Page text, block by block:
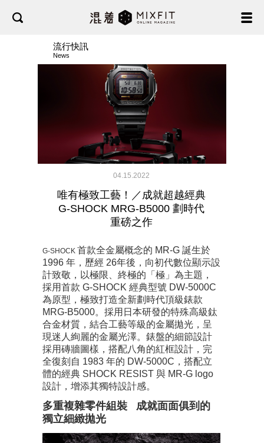
流行快訊
News
04.15.2022
唯有極致工藝！／成就超越經典
G-SHOCK MRG-B5000 劃時代
重磅之作
G-SHOCK 首款全金屬概念的 MR-G 誕生於
1996 年，歷經 26年後，向初代數位顯示設
計致敬，以極限、終極的「極」為主題，
採用首款 G-SHOCK 經典型號 DW-5000C
為原型，極致打造全新劃時代頂級錶款
MRG-B5000。採用日本研發的特殊高級鈦
合金材質，結合工藝等級的金屬拋光，呈
現迷人絢麗的金屬光澤。錶盤的細節設計
採用磚牆圖樣，搭配八角的紅框設計，完
全復刻自 1983 年的 DW-5000C，搭配立
體的經典 SHOCK RESIST 與 MR-G logo
設計，增添其獨特設計感。
多重複雜零件組裝 成就面面俱到的
獨立細緻拋光